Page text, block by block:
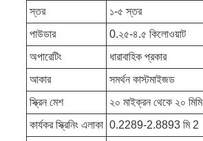
স্তর
১-৫ স্তর
পাউডার
0.২৫-৪.৫ কিলোওয়াট
অপারেটিং
ধারাবাহিক প্রকার
আকার
সমর্থন কাস্টমাইজড
স্ক্রিন মেশ
২০ মাইক্রন থেকে ২০ মিমি
কার্যকর স্ক্রিনিং এলাকা 0.2289-2.8893 মি 2